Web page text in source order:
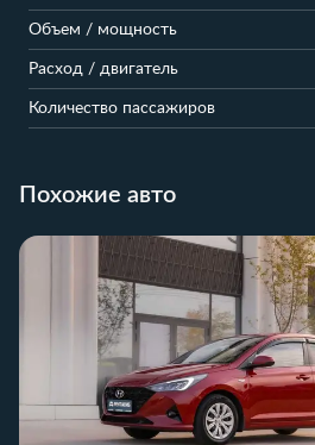
Объем / мощность
Расход / двигатель
Количество пассажиров
Похожие авто